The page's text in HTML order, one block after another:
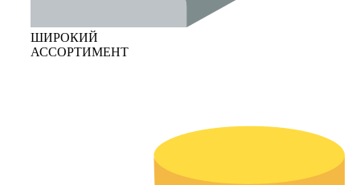
ШИРОКИЙ
АССОРТИМЕНТ